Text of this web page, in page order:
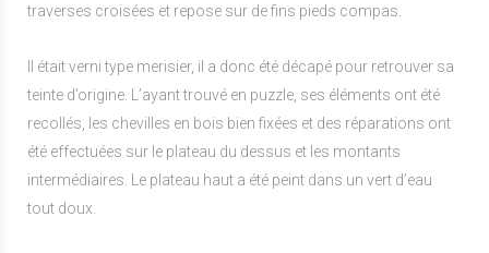
traverses croisées et repose sur de fins pieds compas.
Il était verni type merisier, il a donc été décapé pour retrouver sa
teinte d’origine. L’ayant trouvé en puzzle, ses éléments ont été
recollés, les chevilles en bois bien fixées et des réparations ont
été effectuées sur le plateau du dessus et les montants
intermédiaires. Le plateau haut a été peint dans un vert d’eau
tout doux.